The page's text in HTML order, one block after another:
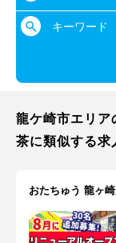
キーワード
龍ケ崎市エリア
茶に類似する求
おたちゅう 龍ヶ崎